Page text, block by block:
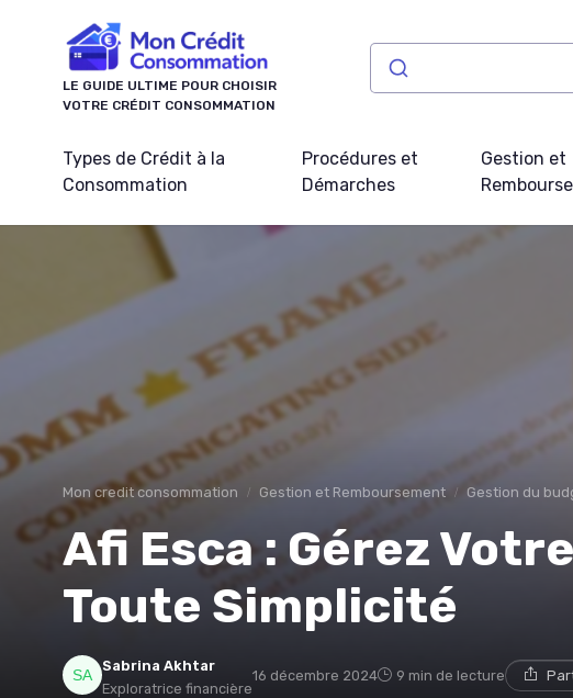
LE GUIDE ULTIME POUR CHOISIR
VOTRE CRÉDIT CONSOMMATION
Types de Crédit à la
Consommation
Procédures et
Démarches
Gestion et
Mon credit consommation Gestion et Remboursement Gestion du
Afi Esca : Gérez
Toute Simplicité
Sabrina Akhtar
Exploratrice financière
16 décembre 2024 9 min de lecture